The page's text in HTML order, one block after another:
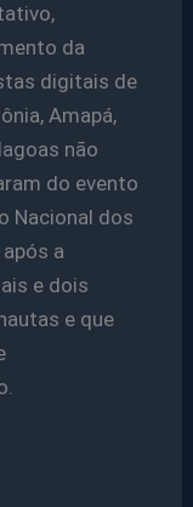
da
digitais de
Amapá,
não
do evento
Nacional dos
a
e dois
e que